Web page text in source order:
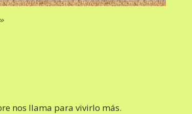
nos llama para vivirlo más.